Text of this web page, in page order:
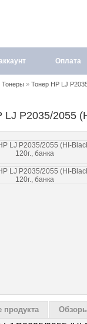
Оплата
Тонеры» Тонер HP LJ
LJ P2035/2055
продукта